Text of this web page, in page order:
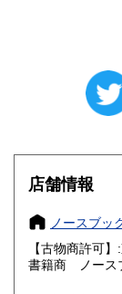
岐阜県
愛知県
滋賀県
大阪府
店舗情報
ノースブッ
【古物商許可
書籍商 ノース